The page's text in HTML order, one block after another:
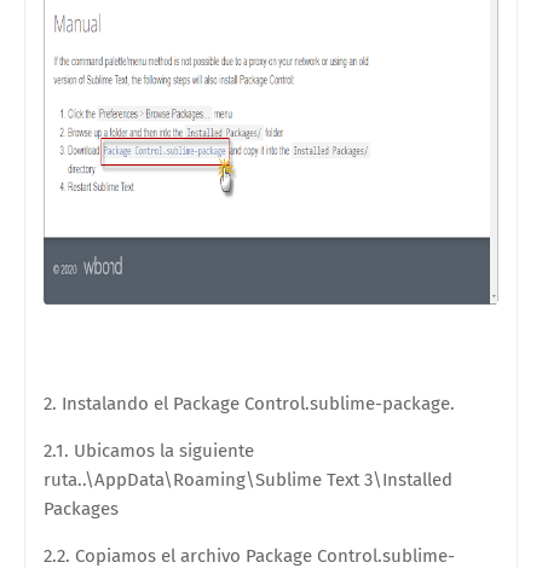
2. Instalando el Package Control.sublime-package.
2.1. Ubicamos la siguiente
ruta..\AppData\Roaming\Sublime Text 3\Installed
Packages
2.2. Copiamos el archivo Package Control.sublime-